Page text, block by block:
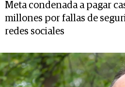
Meta condenada a pagar
millones por fallas de
redes sociales